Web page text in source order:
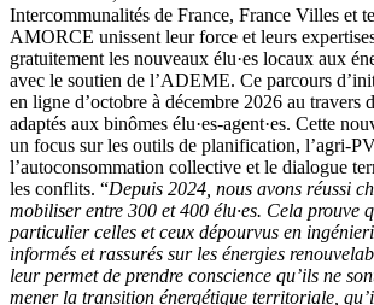
Intercommunalités de France, France Villes et
AMORCE unissent leur force et leurs
gratuitement les nouveaux élu·es locaux aux
avec le soutien de l’ADEME. Ce parcours
en ligne d’octobre à décembre 2026 au travers
adaptés aux binômes élu·es-agent·es. Cette
un focus sur les outils de planification, l’agri-
l’autoconsommation collective et le dialogue
les conflits. “Depuis 2024, nous avons réussi
mobiliser entre 300 et 400 élu·es. Cela prouve
particulier celles et ceux dépourvus en
informés et rassurés sur les énergies
leur permet de prendre conscience qu’ils ne
mener la transition énergétique territoriale,